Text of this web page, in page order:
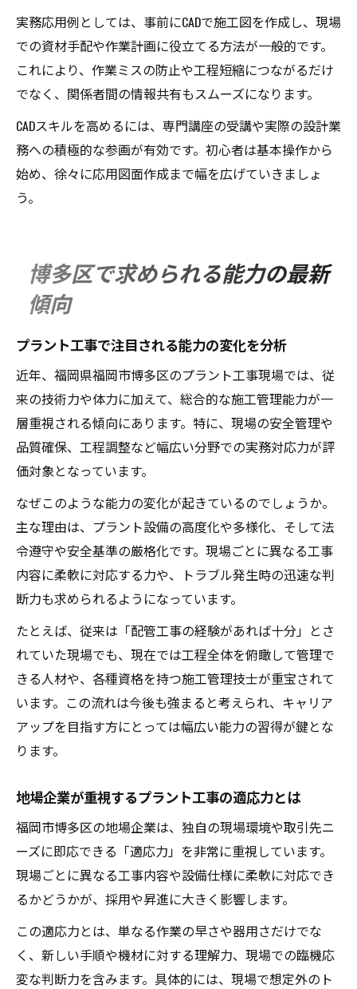
実務応用例としては、事前にCADで施工図を作成し、現場
での資材手配や作業計画に役立てる方法が一般的です。
これにより、作業ミスの防止や工程短縮につながるだけ
でなく、関係者間の情報共有もスムーズになります。
CADスキルを高めるには、専門講座の受講や実際の設計業
務への積極的な参画が有効です。初心者は基本操作から
始め、徐々に応用図面作成まで幅を広げていきましょ
う。
博多区で求められる能力の最新
傾向
プラント工事で注目される能力の変化を分析
近年、福岡県福岡市博多区のプラント工事現場では、従
来の技術力や体力に加えて、総合的な施工管理能力が一
層重視される傾向にあります。特に、現場の安全管理や
品質確保、工程調整など幅広い分野での実務対応力が評
価対象となっています。
なぜこのような能力の変化が起きているのでしょうか。
主な理由は、プラント設備の高度化や多様化、そして法
令遵守や安全基準の厳格化です。現場ごとに異なる工事
内容に柔軟に対応する力や、トラブル発生時の迅速な判
断力も求められるようになっています。
たとえば、従来は「配管工事の経験があれば十分」とさ
れていた現場でも、現在では工程全体を俯瞰して管理で
きる人材や、各種資格を持つ施工管理技士が重宝されて
います。この流れは今後も強まると考えられ、キャリア
アップを目指す方にとっては幅広い能力の習得が鍵とな
ります。
地場企業が重視するプラント工事の適応力とは
福岡市博多区の地場企業は、独自の現場環境や取引先ニ
ーズに即応できる「適応力」を非常に重視しています。
現場ごとに異なる工事内容や設備仕様に柔軟に対応でき
るかどうかが、採用や昇進に大きく影響します。
この適応力とは、単なる作業の早さや器用さだけでな
く、新しい手順や機材に対する理解力、現場での臨機応
変な判断力を含みます。具体的には、現場で想定外のト